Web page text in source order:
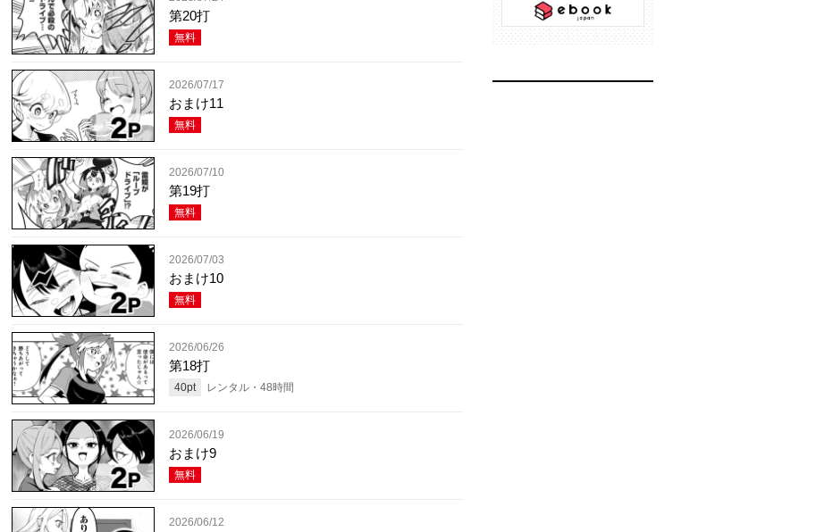
第20打
無料
2026/07/17
おまけ11
無料
2026/07/10
第19打
無料
2026/07/03
おまけ10
無料
2026/06/26
第18打
40pt レンタル・ 48時間
2026/06/19
おまけ9
無料
2026/06/12